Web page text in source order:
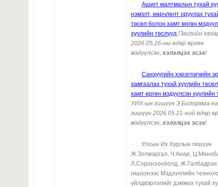
· Ашигт малтмалын тухай
нэмэлт, өөрчлөлт оруулах
төсөл болон хамт өргөн
хуулийн төслүүд /Засгийн
2026.05.26-ны өдөр өргөн
мэдүүлсэн, хэлэлцэх эсэх/
· Санхүүгийн хэрэглэгчийн
хамгаалах тухай хуулийн
хамт өргөн мэдүүлсэн хуулийн
УИХ-ын гишүүн Э.Болормаа
гишүүн 2026.05.21-ний өдөр
мэдүүлсэн, хэлэлцэх эсэх/
· Улсын Их Хурлын гишүүн
Ж.Золжаргал, Ч.Анар,
Л.Соронзонболд,
гишүүнээс Мэдээллийн
үйлдвэрлэлийг дэмжих тухай